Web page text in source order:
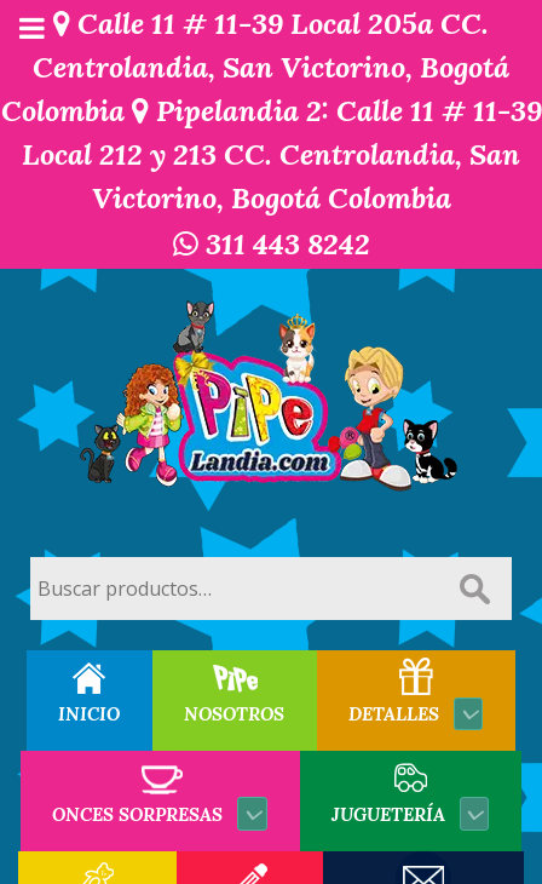
Calle 11 # 11-39 Local 205a CC.
Centrolandia, San Victorino, Bogotá
Colombia
Pipelandia 2: Calle 11 # 11-39
Local 212 y 213 CC. Centrolandia, San
Victorino, Bogotá Colombia
311 443 8242
por:
INICIO NOSOTROS DETALLES
ONCES SORPRESAS JUGUETERÍA